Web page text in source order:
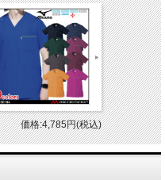
価格:4,785円(税込)